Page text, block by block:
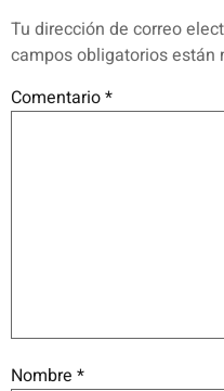
Tu dirección de correo
campos obligatorios están
Comentario*
Nombre *